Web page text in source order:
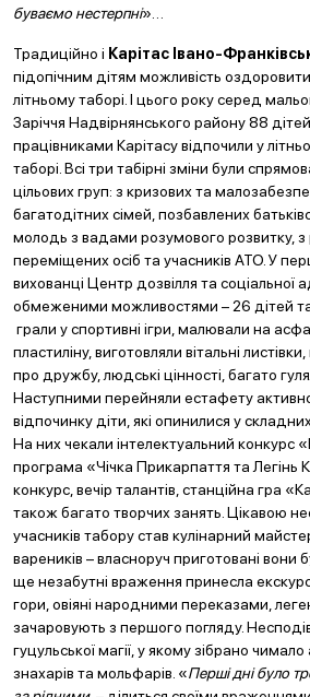
буваємо нестерпні»…
Традиційно і Карітас Івано-
підопічним дітям можливість
літньому таборі. І цього року серед
Заріччя Надвірнянського району 88
працівниками Карітасу відпочили у
таборі. Всі три табірні зміни були
цільових груп: з кризових та
багатодітних сімей, позбавлених
молодь з вадами розумового розвитку,
переміщених осіб та учасників АТО. У
вихованці Центр дозвілля та соціальної
обмеженими можливостями – 26 дітей
грали у спортивні ігри, малювали на
пластиліну, виготовляли вітальні
про дружбу, людські цінності, багато
Наступними перейняли естафету
відпочинку діти, які опинилися у
На них чекали інтелектуальний конкурс
програма «Чічка Прикарпаття та Легінь
конкурс, вечір талантів, станційна гра
також багато творчих занять. Цікавою
учасників табору став кулінарний
вареників – власноруч приготовані вони
ще незабутні враження принесла
гори, овіяні народними переказами,
зачаровують з першого погляду.
гуцульської магії, у якому зібрано
знахарів та мольфарів. «Перші дні було